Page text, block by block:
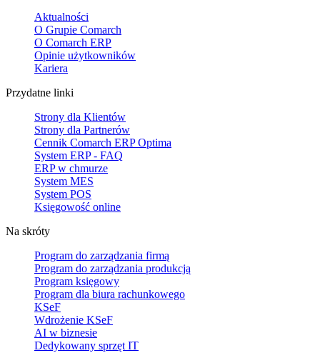
Aktualności
O Grupie Comarch
O Comarch ERP
Opinie użytkowników
Kariera
Przydatne linki
Strony dla Klientów
Strony dla Partnerów
Cennik Comarch ERP Optima
System ERP - FAQ
ERP w chmurze
System MES
System POS
Księgowość online
Na skróty
Program do zarządzania firmą
Program do zarządzania produkcją
Program księgowy
Program dla biura rachunkowego
KSeF
Wdrożenie KSeF
AI w biznesie
Dedykowany sprzęt IT